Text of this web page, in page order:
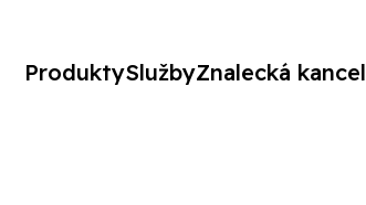
ProduktySlužbyZnalecká